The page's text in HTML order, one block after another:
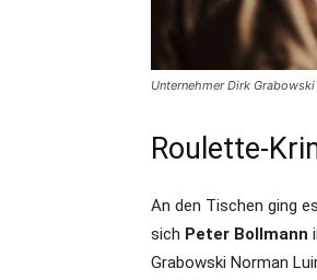
Unternehmer Dirk
Roulette-
An den Tischen ging
sich Peter Bollmann
Grabowski Norman